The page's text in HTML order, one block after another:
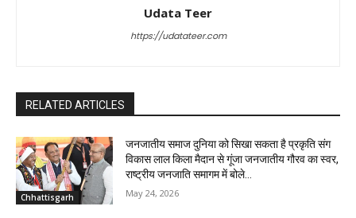
Udata Teer
https://udatateer.com
RELATED ARTICLES
Chhattisgarh
जनजातीय समाज दुनिया को सिखा सकता है प्रकृति संग
विकास लाल किला मैदान से गूंजा जनजातीय गौरव का स्वर,
राष्ट्रीय जनजाति समागम में बोले...
May 24, 2026